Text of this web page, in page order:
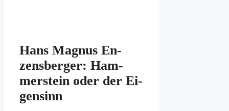
Hans Ma­gnus En­
zens­ber­ger: Ham­
mer­stein oder der Ei­
gen­sinn